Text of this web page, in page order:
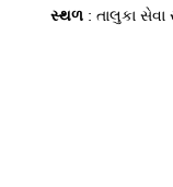
સ્થળ : તાલુકા